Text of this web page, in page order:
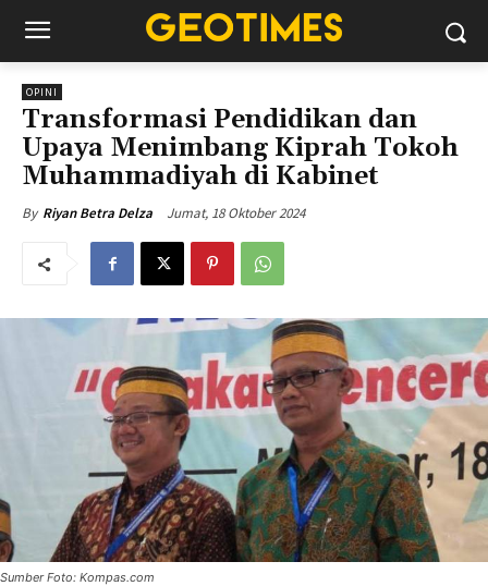
OPINI
Transformasi Pendidikan dan
Upaya Menimbang Kiprah Tokoh
Muhammadiyah di Kabinet
By Riyan Betra Delza Jumat, 18 Oktober 2024
Sumber Foto: Kompas.com